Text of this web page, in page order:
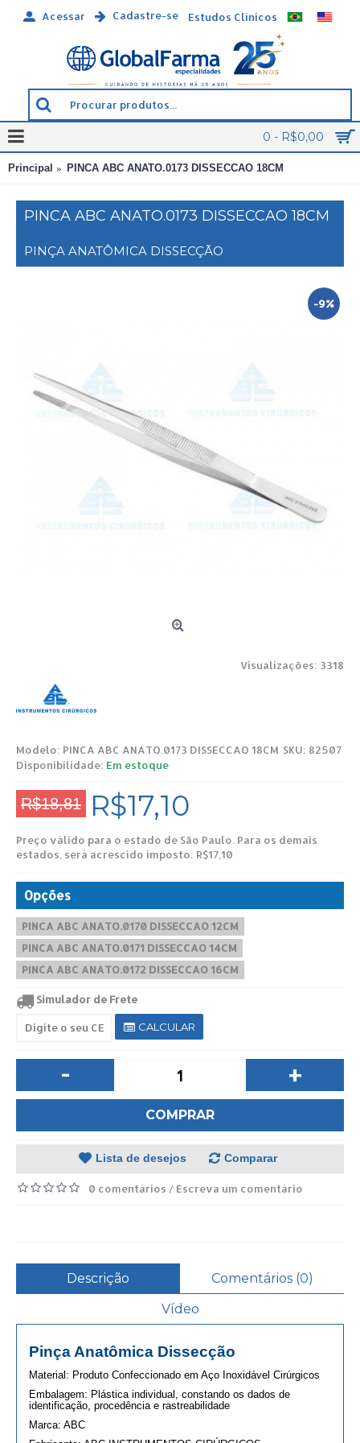
Acessar Cadastre-se Estudos Clínicos
0 - R$0,00
Principal PINCA ABC ANATO.0173 DISSECCAO 18CM
PINCA ABC ANATO.0173 DISSECCAO 18CM
PINÇA ANATÔMICA DISSECÇÃO
-9%
Visualizações: 3318
Modelo: PINCA ABC ANATO.0173 DISSECCAO 18CM SKU: 82507
Disponibilidade: Em estoque
R$18,81 R$17,10
Preço válido para o estado de São Paulo. Para os demais
estados, será acrescido imposto: R$17,10
Opções
PINCA ABC ANATO.0170 DISSECCAO 12CM
PINCA ABC ANATO.0171 DISSECCAO 14CM
PINCA ABC ANATO.0172 DISSECCAO 16CM
Simulador de Frete
CALCULAR
- +
COMPRAR
Lista de desejos Comparar
0 comentários / Escreva um comentário
Descrição
Comentários (0)
Vídeo
Pinça Anatômica Dissecção
Material: Produto Confeccionado em Aço Inoxidável Cirúrgicos
Embalagem: Plástica individual, constando os dados de
identificação, procedência e rastreabilidade
Marca: ABC